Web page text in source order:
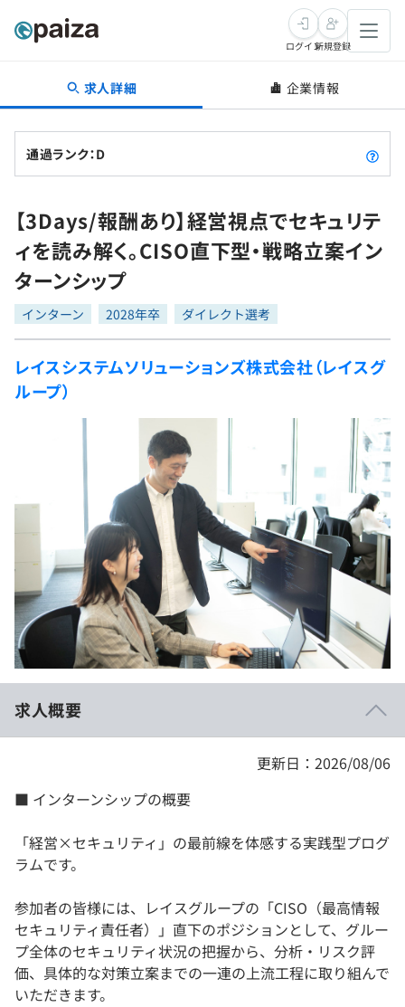
転職・キャリア
転職成功ガイド
転職エージェント
インタビュー
転職成功ガイド
新卒就活
求人検索
本選考
インターン
新卒エージェント
イベント・セミナー
就活成功ガイド
学習
問題集
4択課題
ナレッジ
プラン
個人向けプラン
法人向けプラン
学校向けプラン
契約内容・クーポン
プログラミング言語
評価結果一覧
ゲーム・マンガ
Tech Team Journal
paizaとは？
ログイン新規登録
求人詳細 企業情報
通過ランク：D
【3Days/報酬あり】経営視点でセキュリテ
ィを読み解く。CISO直下型・戦略立案イン
ターンシップ
インターン 2028年卒 ダイレクト選考
レイスシステムソリューションズ株式会社（レイスグ
ループ）
求人概要
更新日：2026/08/06
■ インターンシップの概要
「経営×セキュリティ」の最前線を体感する実践型プログ
ラムです。
参加者の皆様には、レイスグループの「CISO（最高情報
セキュリティ責任者）」直下のポジションとして、グルー
プ全体のセキュリティ状況の把握から、分析・リスク評
価、具体的な対策立案までの一連の上流工程に取り組んで
いただきます。